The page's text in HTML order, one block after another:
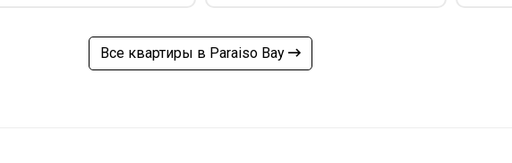
Все квартиры в Paraiso Bay